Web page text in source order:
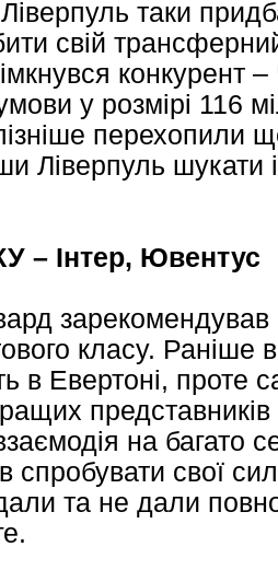
таки
свій
конкурент
у розмірі 116
перехопили
Ліверпуль шукати
– Інтер, Ювентус
зарекомендував
класу. Раніше
в Евертоні, проте
на багато
спробувати свої
та не дали